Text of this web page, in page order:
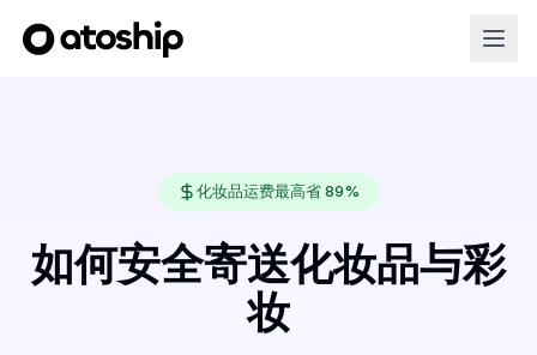
化妆品运费最高省 89%
如何安全寄送化妆品与彩
妆